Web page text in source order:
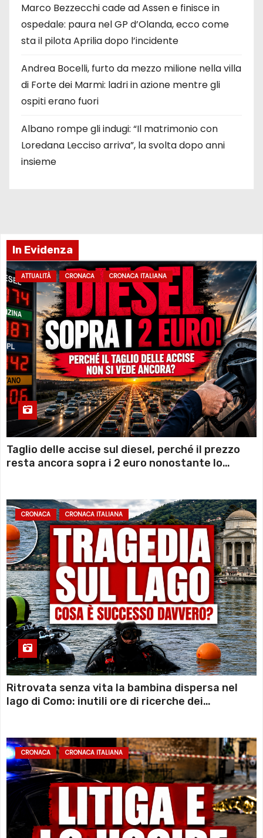
Marco Bezzecchi cade ad Assen e finisce in
ospedale: paura nel GP d’Olanda, ecco come
sta il pilota Aprilia dopo l’incidente
Andrea Bocelli, furto da mezzo milione nella villa
di Forte dei Marmi: ladri in azione mentre gli
ospiti erano fuori
Albano rompe gli indugi: “Il matrimonio con
Loredana Lecciso arriva”, la svolta dopo anni
insieme
In Evidenza
ATTUALITÀ CRONACA CRONACA ITALIANA
Taglio delle accise sul diesel, perché il prezzo
resta ancora sopra i 2 euro nonostante lo
CRONACA CRONACA ITALIANA
Ritrovata senza vita la bambina dispersa nel
lago di Como: inutili ore di ricerche dei
CRONACA CRONACA ITALIANA